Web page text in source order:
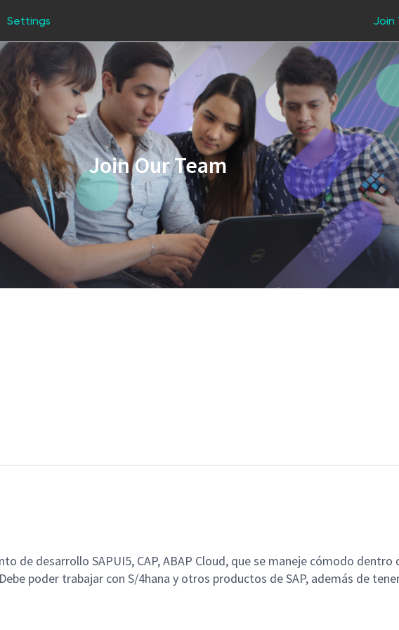
Settings Join
Join Our Team
de desarrollo SAPUI5, CAP, ABAP Cloud, que se maneje cómodo
poder trabajar con S/4hana y otros productos de SAP, además de